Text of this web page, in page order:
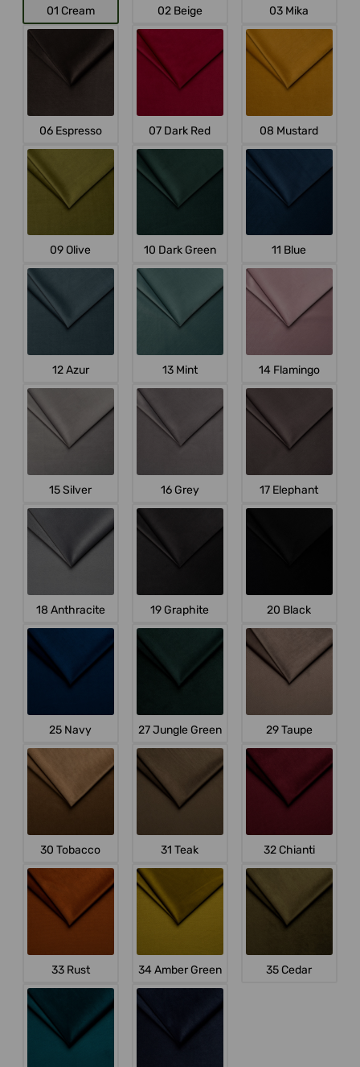
01 Cream 02 Beige 03 Mika
06 Espresso 07 Dark Red 08 Mustard
09 Olive 10 Dark Green 11 Blue
12 Azur 13 Mint 14 Flamingo
15 Silver 16 Grey 17 Elephant
18 Anthracite 19 Graphite 20 Black
25 Navy 27 Jungle Green 29 Taupe
30 Tobacco 31 Teak 32 Chianti
33 Rust 34 Amber Green 35 Cedar